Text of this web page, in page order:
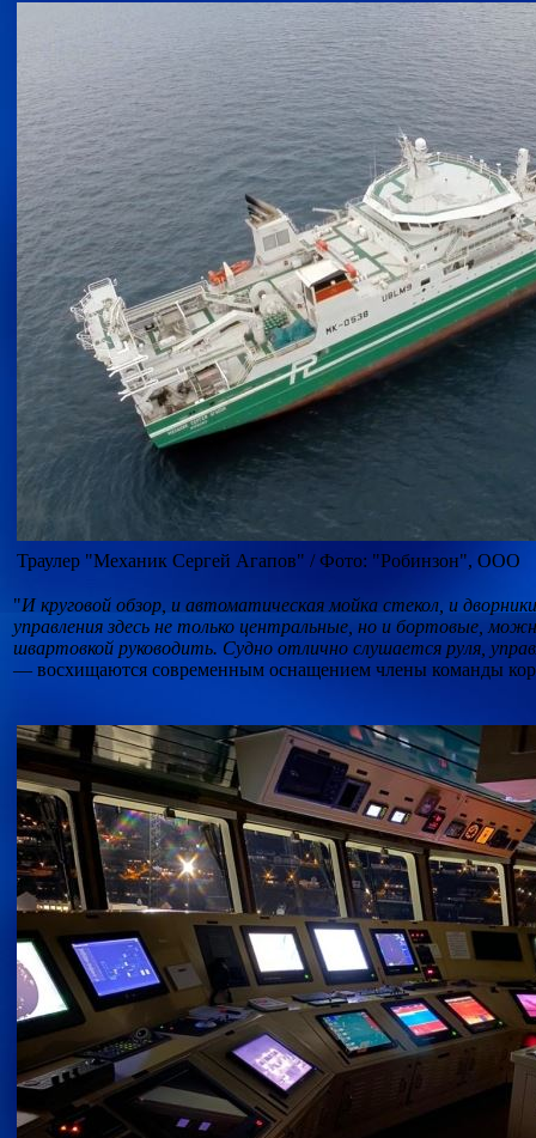
Траулер "Механик Сергей Агапов" / Фото: "Робинзон", ООО
"И круговой обзор, и автоматическая мойка стекол, и
управления здесь не только центральные, но и бортовые,
швартовкой руководить. Судно отлично слушается руля,
— восхищаются современным оснащением члены команды